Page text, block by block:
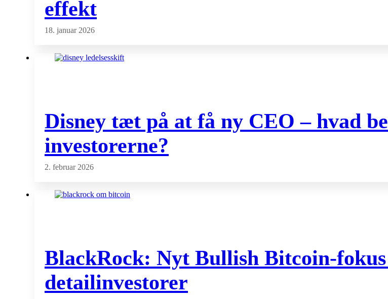
effekt
18. januar 2026
Disney tæt på at få ny CEO – hvad
investorerne?
2. februar 2026
BlackRock: Nyt Bullish Bitcoin-
detailinvestorer